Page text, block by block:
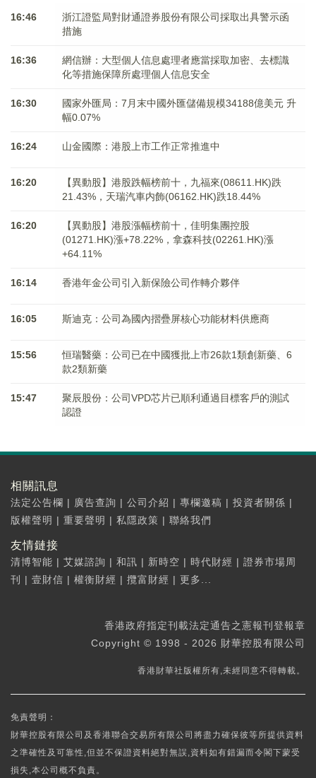
16:46
浙江證監局對財通證券股份有限公司採取出具警示函
措施
16:36
網信辦：大型個人信息處理者應當採取加密、去標識
化等措施保障所處理個人信息安全
16:30
國家外匯局：7月末中國外匯儲備規模34188億美元 升
幅0.07%
16:24 山金國際：港股上市工作正常推進中
16:20
【異動股】港股跌幅榜前十，九福來(08611.HK)跌
21.43%，天瑞汽車内飾(06162.HK)跌18.44%
16:20
【異動股】港股漲幅榜前十，佳明集團控股
(01271.HK)漲+78.22%，拿森科技(02261.HK)漲
+64.11%
16:14 香港年金公司引入新保險公司作轉介夥伴
16:05 斯迪克：公司為國內摺疊屏核心功能材料供應商
15:56
恒瑞醫藥：公司已在中國獲批上市26款1類創新藥、6
款2類新藥
15:47
聚辰股份：公司VPD芯片已順利通過目標客戶的測試
認證
相關訊息
法定公告欄 | 廣告查詢 | 公司介紹 | 專欄邀稿 | 投資者關係 |
版權聲明 | 重要聲明 | 私隱政策 | 聯絡我們
友情鏈接
清博智能 | 艾媒諮詢 | 和訊 | 新時空 | 時代財經 | 證券市場周
刊
| 壹財信 | 權衡財經 | 攬富財經 | 更多...
香港政府指定刊載法定通告之憲報刊登報章
Copyright © 1998 - 2026 財華控股有限公司
香港財華社版權所有,未經同意不得轉載。
免責聲明：
財華控股有限公司及香港聯合交易所有限公司將盡力確保彼等所提供資料
之準確性及可靠性,但並不保證資料絕對無誤,資料如有錯漏而令閣下蒙受
損失,本公司概不負責。